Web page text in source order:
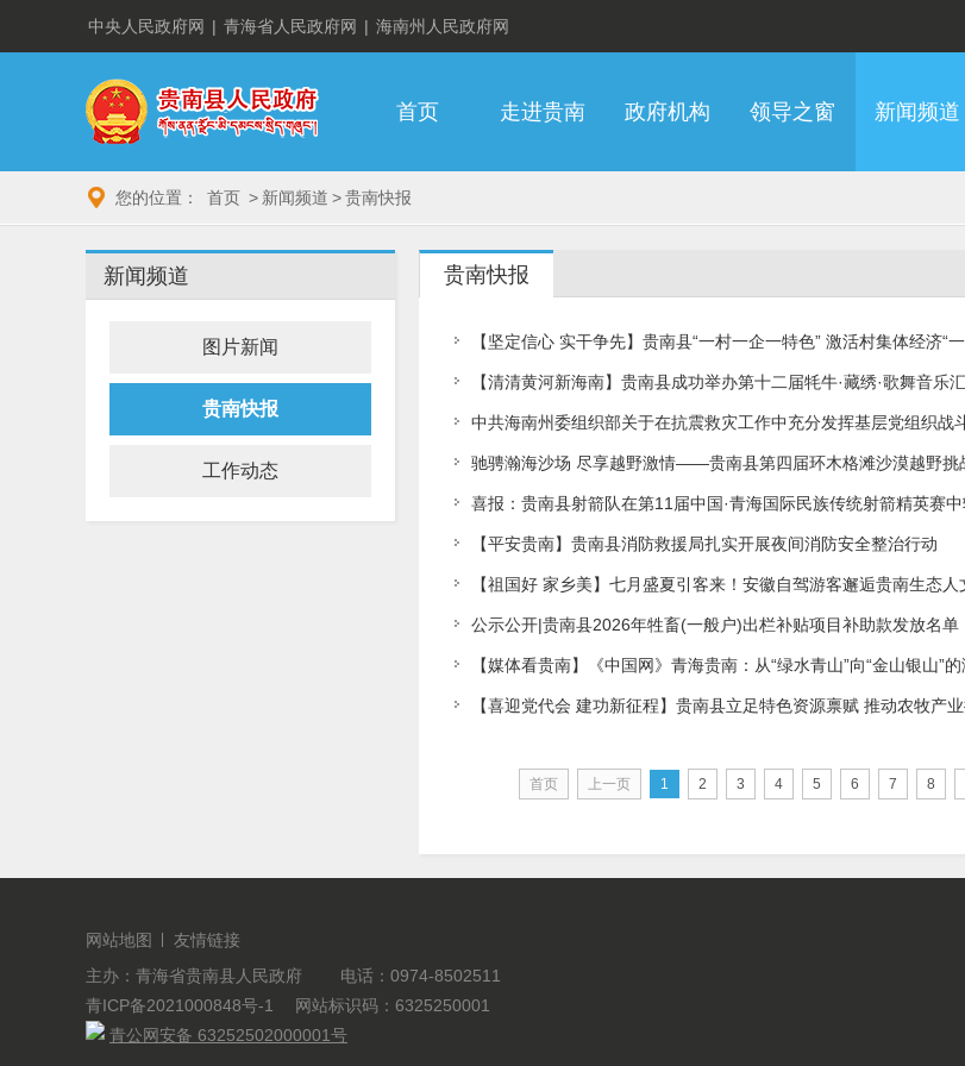
中央人民政府网 | 青海省人民政府网 | 海南州人民政府网
首页 走进贵南 政府机构 领导之窗 新闻频道
您的位置： 首页 > 新闻频道 >贵南快报
新闻频道
图片新闻
贵南快报
工作动态
贵南快报
【坚定信心 实干争先】贵南县“一村一企一特色” 激活村集体经济“
【清清黄河新海南】贵南县成功举办第十二届牦牛·藏绣·歌舞音乐
中共海南州委组织部关于在抗震救灾工作中充分发挥基层党组织战
驰骋瀚海沙场 尽享越野激情——贵南县第四届环木格滩沙漠越野挑
喜报：贵南县射箭队在第11届中国·青海国际民族传统射箭精英赛
【平安贵南】贵南县消防救援局扎实开展夜间消防安全整治行动
【祖国好 家乡美】七月盛夏引客来！安徽自驾游客邂逅贵南生态人
公示公开|贵南县2026年牲畜(一般户)出栏补贴项目补助款发放名单
【媒体看贵南】《中国网》青海贵南：从“绿水青山”向“金山银山”
【喜迎党代会 建功新征程】贵南县立足特色资源禀赋 推动农牧产
首页 上一页 1 2 3 4 5 6 7 8
网站地图
友情链接
主办：青海省贵南县人民政府 电话：0974-8502511
青ICP备2021000848号-1
网站标识码：6325250001
青公网安备 63252502000001号